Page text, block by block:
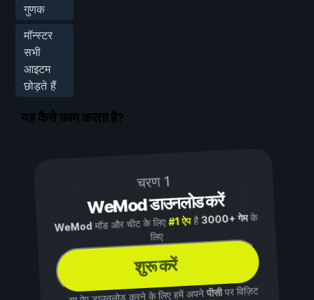
गुणक
मॉन्स्टर
सभी
आइटम
छोड़ते हैं
यह कैसे काम करता है?
चरण 1
WeMod डाउनलोड करें
WeMod मॉड और चीट के लिए#1 ऐपहै3000+ गेमके
लिए
शुरू करें
पीसीपर विज़िट